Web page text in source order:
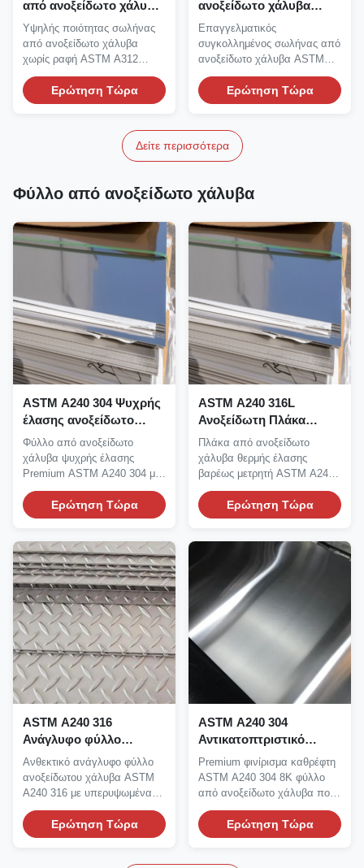
από ανοξείδωτο χάλυβα
ASTM A312 TP304 6mm-
630mm OD 1mm-50mm
πάχος τοιχώματος για
τη βιομηχανία
πετροχημικών
Υψηλής ποιότητας σωλήνας
από ανοξείδωτο χάλυβα
χωρίς ραφή ASTM A312
TP304 που κατασκευάζεται
μέσω...Ερώτηση Τώρα
ανοξείδωτο χάλυβα
ASTM A312 TP316L
συγκολλημένος 12mm-
2540mm OD 0.5mm-
30mm τοίχωμα για
εξοπλισμό χημικής
επεξεργασίας
Επαγγελματικός
συγκολλημένος σωλήνας από
ανοξείδωτο χάλυβα ASTM
A312 TP316L με σύνθεση
ενισχυμένη...
Ερώτηση Τώρα
Δείτε περισσότερα
Φύλλο από ανοξείδωτο χάλυβα
ASTM A240 304 Ψυχρής
έλασης ανοξείδωτο
φύλλο πάχους 0.3mm-
6.0mm επιφανειακής
επεξεργασίας 2B BA για
εξοπλισμό κουζίνας
Φύλλο από ανοξείδωτο
χάλυβα ψυχρής έλασης
Premium ASTM A240 304 με
λεία φινιρίσματα επιφανειών
2Β...
Ερώτηση Τώρα
ASTM A240 316L
Ανοξείδωτη Πλάκα
Ελάσεως Εν Θερμώ
3.0mm-100mm Πάχος
Φινίρισμα No.1 για
Κατασκευή Δοχείων
Πίεσης
Πλάκα από ανοξείδωτο
χάλυβα θερμής έλασης
βαρέως μετρητή ASTM A240
316L που παράγεται
σύμφωνα με...
Ερώτηση Τώρα
ASTM A240 316
Ανάγλυφο φύλλο
ανοξείδωτου χάλυβα
πάχους 0,6mm-3,0mm με
σχέδιο λινάτσας/
δέρματος για
αντιολισθητικά
συστήματα δαπέδων
Ανθεκτικό ανάγλυφο φύλλο
ανοξείδωτου χάλυβα ASTM
A240 316 με υπερυψωμένα
σχέδια από λινό και...
Ερώτηση Τώρα
ASTM A240 304
Αντικατοπτριστικό
φινίρισμα φύλλο από
ανοξείδωτο χάλυβα 0,5
mm-3.0 mm Δυνατότητα
8K γυαλισμένο για
εσωτερική διακόσμηση
ανελκυστήρα
Premium φινίρισμα καθρέφτη
ASTM A240 304 8K φύλλο
από ανοξείδωτο χάλυβα που
προσφέρει εξαιρετική...
Ερώτηση Τώρα